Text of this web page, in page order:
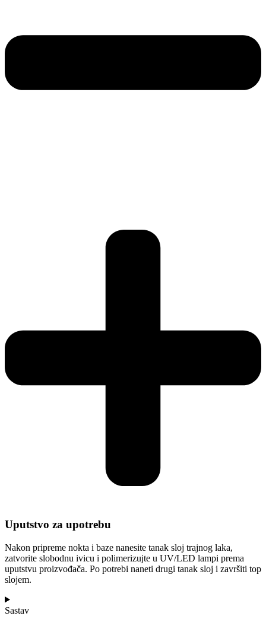
Uputstvo za upotrebu
Nakon pripreme nokta i baze nanesite tanak sloj trajnog laka,
zatvorite slobodnu ivicu i polimerizujte u UV/LED lampi prema
uputstvu proizvođača. Po potrebi naneti drugi tanak sloj i završiti top
slojem.
Sastav